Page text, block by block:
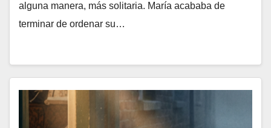
alguna manera, más solitaria. María acababa de
terminar de ordenar su…